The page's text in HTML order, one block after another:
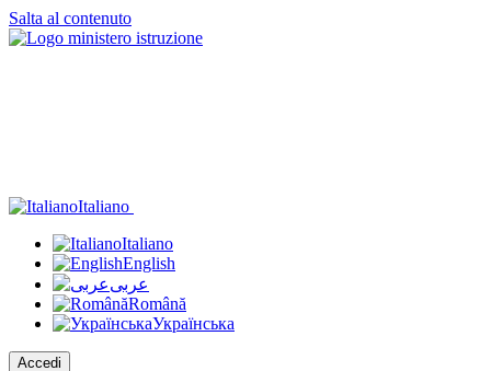
Salta al contenuto
Italiano
Italiano
English
عربى
Română
Українська
Accedi